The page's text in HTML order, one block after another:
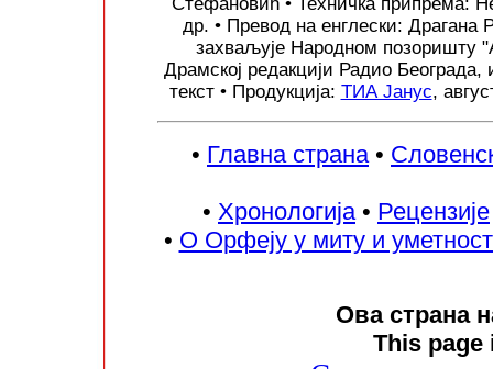
др. • Превод на енглески: Драгана
захваљује Народном позоришту
Драмској редакцији Радио
текст • Продукција: ТИА Јанус,
• Главна страна •
• Хронологија • Рецензије
• О Орфеју у миту и
Ова страна
This page